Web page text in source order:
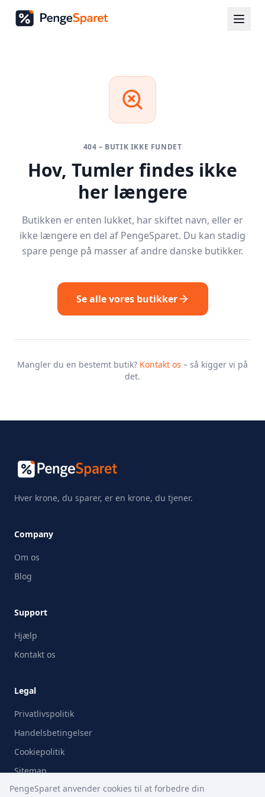
404 – BUTIK IKKE FUNDET
Hov, Tumler findes ikke
her længere
Butikken er enten lukket, har skiftet navn, eller er
ikke længere en del af PengeSparet. Du kan stadig
spare penge på masser af andre danske butikker.
Se alle vores butikker
Mangler du en bestemt butik? Kontakt os – så kigger vi på
det.
Hver krone, du sparer, er en krone, du tjener.
Company
Om os
Blog
Support
Hjælp
Kontakt os
Legal
Privatlivspolitik
Handelsbetingelser
Cookiepolitik
Sitemap
PengeSparet anvender cookies til at forbedre din